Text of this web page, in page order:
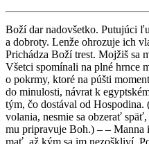
Boží dar nadovšetko. Putujúci
a dobroty. Lenže ohrozuje ich
Prichádza Boží trest. Mojžiš sa
Všetci spomínali na plné hrnce
o pokrmy, ktoré na púšti
do minulosti, návrat k
tým, čo dostával od
volania, nesmie sa obzerať
mu pripravuje Boh.) – – Manna
mať, až kým sa im nezoškliví.